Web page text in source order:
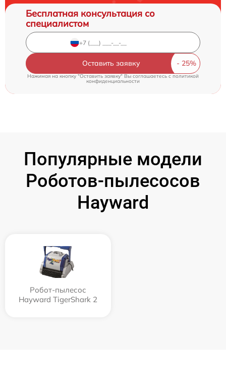
Бесплатная консультация со
специалистом
Оставить заявку
Нажимая на кнопку "Оставить заявку" Вы соглашаетесь c политикой
конфиденциальности
Популярные модели
Роботов-пылесосов
Hayward
Робот-пылесос
Hayward TigerShark 2